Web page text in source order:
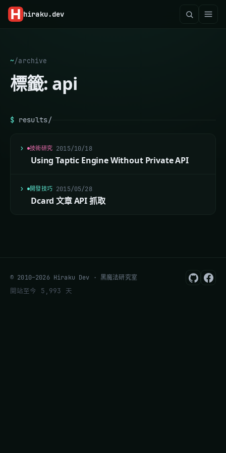
hiraku.dev
~/archive
標籤: api
$ results/
2015/10/18
技術研究
Using Taptic Engine Without Private API
2015/05/28
開發技巧
Dcard 文章 API 抓取
© 2010–2026 Hiraku Dev · 黑魔法研究室
開站至今 5,993 天